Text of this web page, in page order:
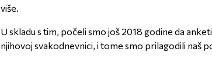
više.
U skladu s tim, počeli smo još 2018 godine da
njihovoj svakodnevnici, i tome smo prilagodili naš